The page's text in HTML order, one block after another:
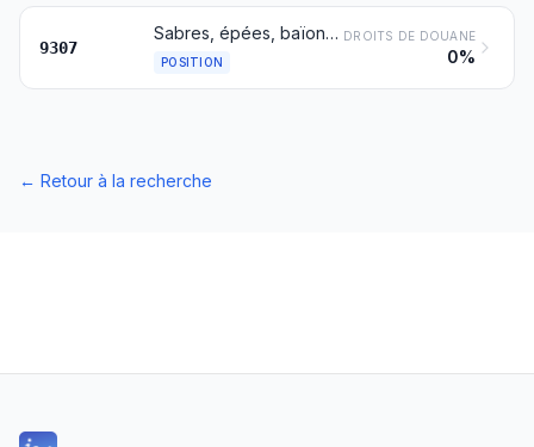
9307
Sabres, épées, baïonnettes, lances et autres armes blanches, leurs parties et leurs fourreaux
POSITION
DROITS DE DOUANE
0%
← Retour à la recherche